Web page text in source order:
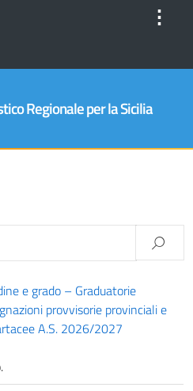
⋮
Regionale per la Sicilia
e grado – Graduatorie
provvisorie provinciali e
A.S. 2026/2027